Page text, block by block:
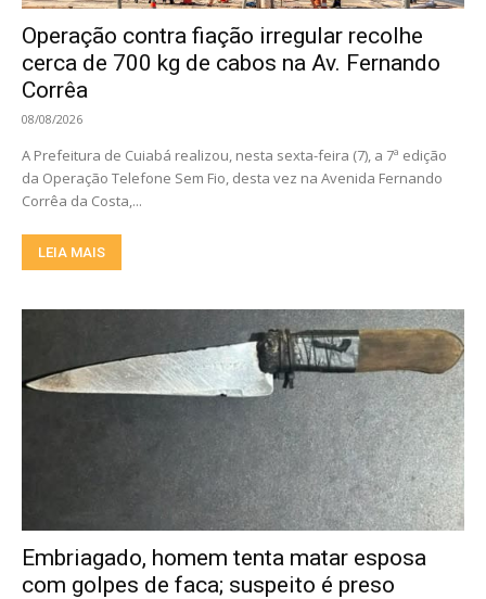
Operação contra fiação irregular recolhe
cerca de 700 kg de cabos na Av. Fernando
Corrêa
08/08/2026
A Prefeitura de Cuiabá realizou, nesta sexta-feira (7), a 7ª edição
da Operação Telefone Sem Fio, desta vez na Avenida Fernando
Corrêa da Costa,...
LEIA MAIS
Embriagado, homem tenta matar esposa
com golpes de faca; suspeito é preso